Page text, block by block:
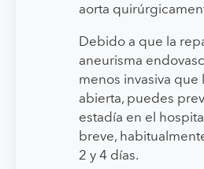
aorta
Debido a que la
aneurisma
menos invasiva que
abierta, puedes
estadía en el
breve,
2 y 4 días.